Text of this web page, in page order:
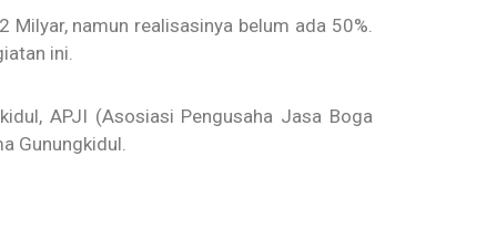
namun realisasinya belum ada 50%.
ini.
APJI (Asosiasi Pengusaha Jasa Boga
Gunungkidul.